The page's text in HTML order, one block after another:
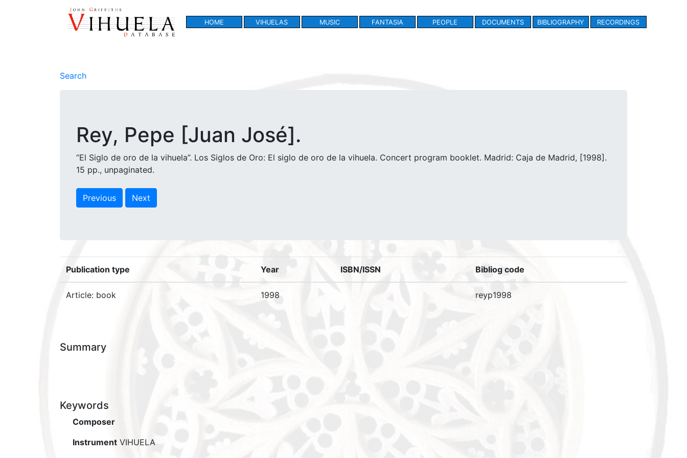
HOME VIHUELAS MUSIC FANTASIA PEOPLE DOCUMENTS BIBLIOGRAPHY RECORDINGS
Search
Rey, Pepe [Juan José].
“El Siglo de oro de la vihuela”. Los Siglos de Oro: El siglo de oro de la vihuela. Concert program booklet. Madrid: Caja de Madrid, [1998].
15 pp., unpaginated.
Previous Next
Publication type Year ISBN/ISSN Bibliog code
Article: book 1998 reyp1998
Summary
Keywords
Composer
Instrument VIHUELA